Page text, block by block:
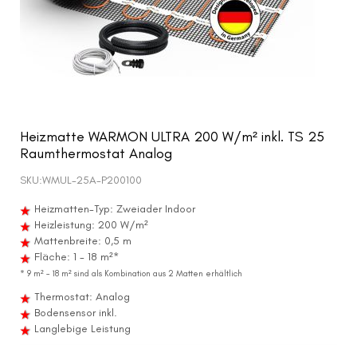
Heizmatte WARMON ULTRA 200 W/m² inkl. TS 25
Raumthermostat Analog
SKU:WMUL-25A-P200100
Heizmatten-Typ: Zweiader Indoor
Heizleistung: 200 W/m²
Mattenbreite: 0,5 m
Fläche: 1 - 18 m²*
* 9 m² – 18 m² sind als Kombination aus 2 Matten erhältlich
Thermostat: Analog
Bodensensor inkl.
Langlebige Leistung